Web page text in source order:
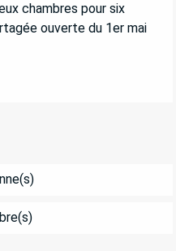
chambres pour six
ouverte du 1er mai